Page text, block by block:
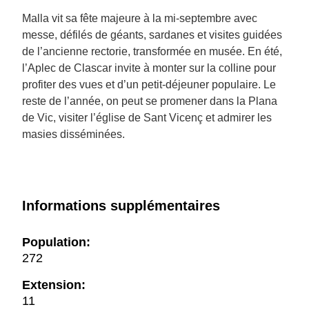
Malla vit sa fête majeure à la mi-septembre avec
messe, défilés de géants, sardanes et visites guidées
de l’ancienne rectorie, transformée en musée. En été,
l’Aplec de Clascar invite à monter sur la colline pour
profiter des vues et d’un petit-déjeuner populaire. Le
reste de l’année, on peut se promener dans la Plana
de Vic, visiter l’église de Sant Vicenç et admirer les
masies disséminées.
Informations supplémentaires
Population:
272
Extension:
11